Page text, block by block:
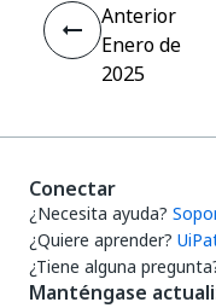
Anterior
Enero de
2025
Conectar
¿Necesita ayuda?
¿Quiere aprender?
¿Tiene alguna
Manténgase